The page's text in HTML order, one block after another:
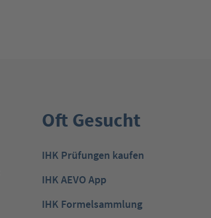
Oft Gesucht
IHK Prüfungen kaufen
IHK AEVO App
IHK Formelsammlung